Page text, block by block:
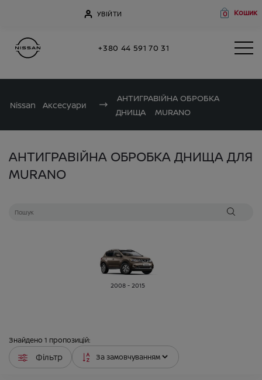
УВІЙТИ 0 Кошик
+380 44 591 70 31
Nissan Аксесуари
АНТИГРАВІЙНА ОБРОБКА
ДНИЩА
MURANO
АНТИГРАВІЙНА ОБРОБКА ДНИЩА ДЛЯ
MURANO
2008 - 2015
Знайдено 1 пропозицій:
Фільтр